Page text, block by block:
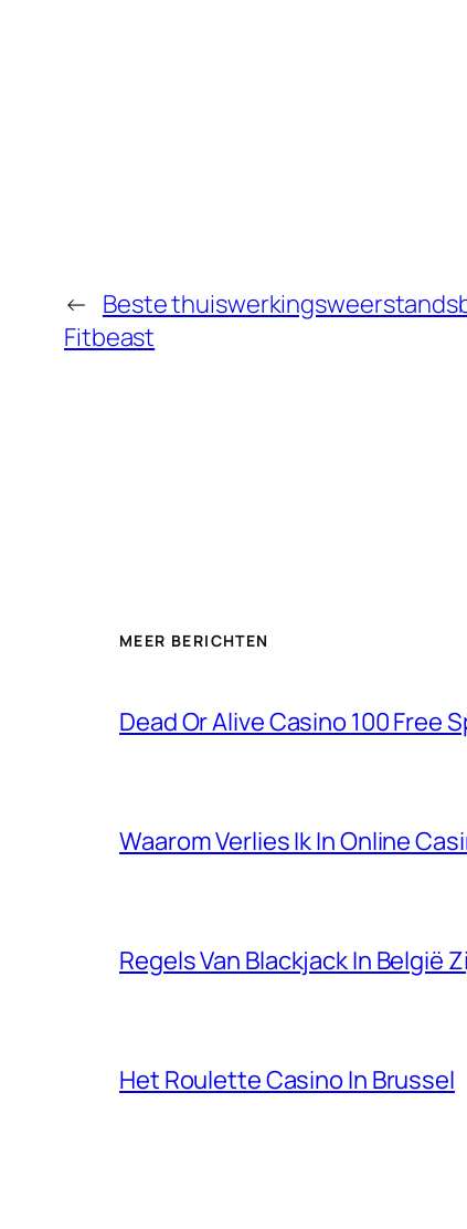
← Beste
Fitbeast
MEER BERICHTEN
Dead Or Alive Casino 100 Free
Waarom Verlies Ik In Online
Regels Van Blackjack In België
Het Roulette Casino In Brussel